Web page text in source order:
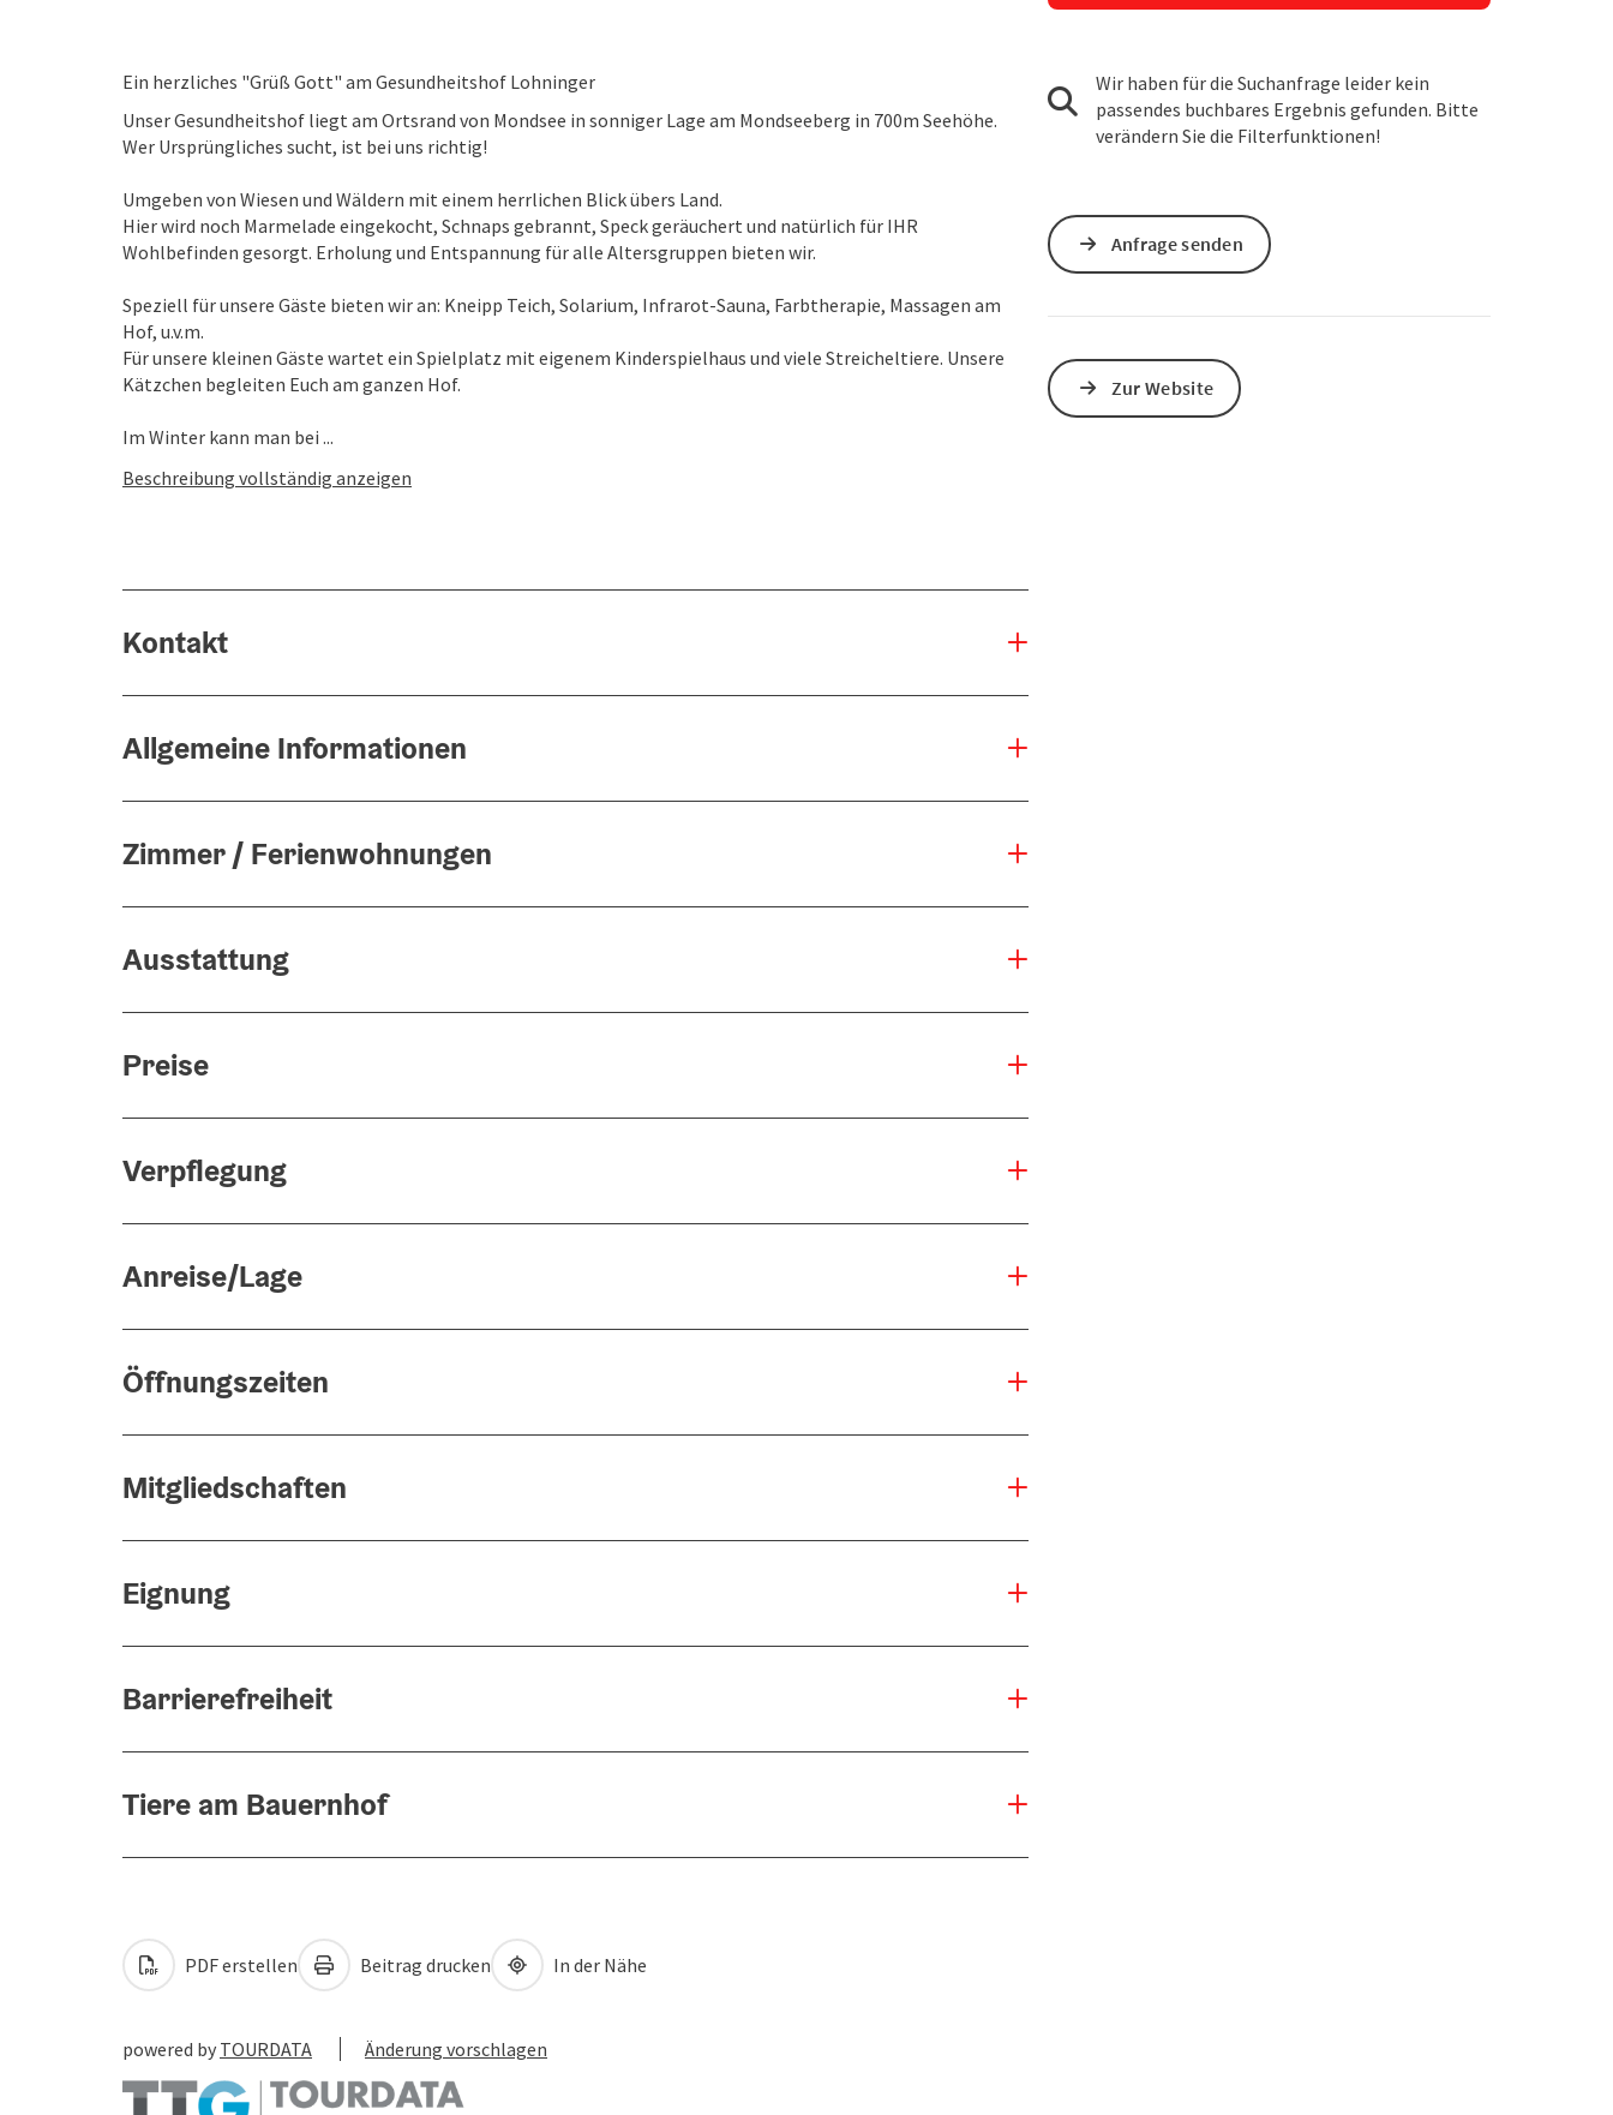
Ein herzliches "Grüß Gott" am Gesundheitshof Lohninger
Unser Gesundheitshof liegt am Ortsrand von Mondsee in sonniger Lage am Mondseeberg in 700m Seehöhe.
Wer Ursprüngliches sucht, ist bei uns richtig!
Umgeben von Wiesen und Wäldern mit einem herrlichen Blick übers Land.
Hier wird noch Marmelade eingekocht, Schnaps gebrannt, Speck geräuchert und natürlich für IHR
Wohlbefinden gesorgt. Erholung und Entspannung für alle Altersgruppen bieten wir.
Speziell für unsere Gäste bieten wir an: Kneipp Teich, Solarium, Infrarot-Sauna, Farbtherapie, Massagen am
Hof, u.v.m.
Für unsere kleinen Gäste wartet ein Spielplatz mit eigenem Kinderspielhaus und viele Streicheltiere. Unsere
Kätzchen begleiten Euch am ganzen Hof.
Im Winter kann man bei ...
Beschreibung vollständig anzeigen
Kontakt
Allgemeine Informationen
Zimmer / Ferienwohnungen
Ausstattung
Preise
Verpflegung
Anreise/Lage
Öffnungszeiten
Mitgliedschaften
Eignung
Barrierefreiheit
Tiere am Bauernhof
Wir haben für die Suchanfrage leider kein
passendes buchbares Ergebnis gefunden. Bitte
verändern Sie die Filterfunktionen!
Anfrage senden
Zur Website
PDF erstellen Beitrag drucken In der Nähe
powered by TOURDATA Änderung vorschlagen